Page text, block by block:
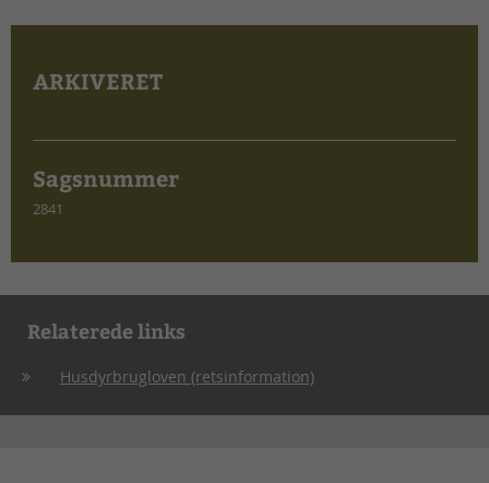
ARKIVERET
Sagsnummer
2841
Relaterede links
Husdyrbrugloven (retsinformation)